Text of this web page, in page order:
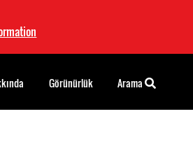
Görünürlük Arama